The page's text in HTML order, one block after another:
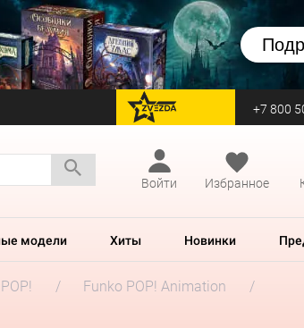
перейти на Zvezda +7 800
Войти
Избранное
модели Хиты Новинки
Funko POP! Animation